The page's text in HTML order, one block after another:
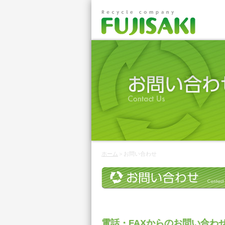
ホーム ＞お問い合わせ
電話・FAXからのお問い合わ